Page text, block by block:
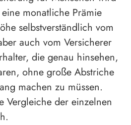
monatliche Prämie
selbstverständlich vom
auch vom Versicherer
die genau hinsehen,
ohne große Abstriche
machen zu müssen.
Vergleiche der einzelnen